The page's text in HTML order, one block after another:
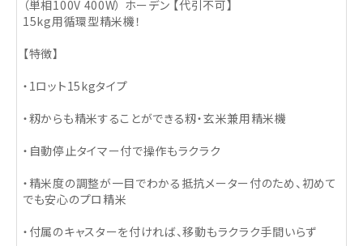
（単相100V 400W） ホーデン 【代引不可】
15kg用循環型精米機！
【特徴】
・1ロット15kgタイプ
・籾からも精米することができる籾・玄米兼用精米機
・自動停止タイマー付で操作もラクラク
・精米度の調整が一目でわかる抵抗メーター付のため、初めて
でも安心のプロ精米
・付属のキャスターを付ければ、移動もラクラク手間いらず